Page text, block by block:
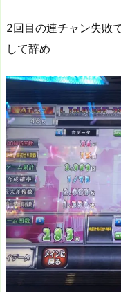
2回目の連チャン失敗
して辞め